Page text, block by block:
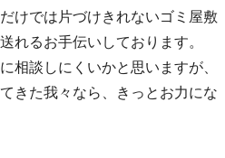
けでは片づけきれないゴミ屋敷
れるお手伝いしております。
相談しにくいかと思いますが、
きた我々なら、きっとお力にな